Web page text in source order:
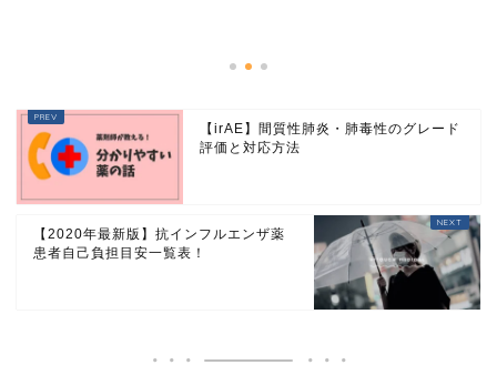
【2020年最新版】抗インフルエンザ薬
患者自己負担目安一覧表！
薬品名・疾患名で検索できます